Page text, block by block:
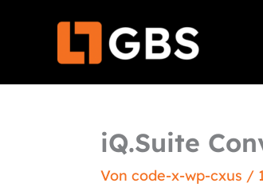
springen
iQ.Suite
Von code-x-wp-cxus /